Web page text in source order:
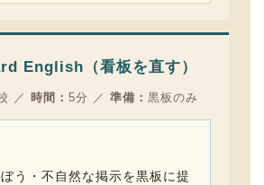
English（看板を直す）
／ 時間： 5分 ／ 準備： 黒板のみ
う・不自然な掲示を黒板に提